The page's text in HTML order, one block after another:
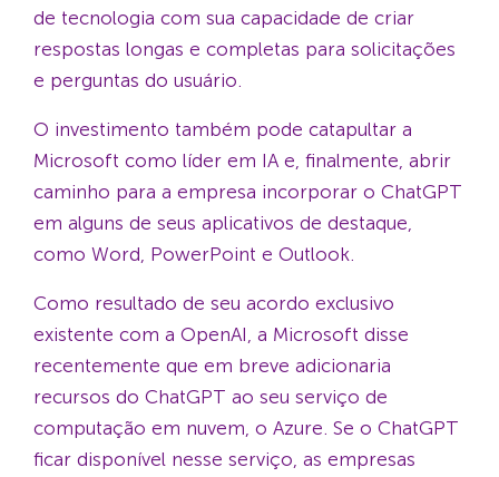
de tecnologia com sua capacidade de criar
respostas longas e completas para solicitações
e perguntas do usuário.
O investimento também pode catapultar a
Microsoft como líder em IA e, finalmente, abrir
caminho para a empresa incorporar o ChatGPT
em alguns de seus aplicativos de destaque,
como Word, PowerPoint e Outlook.
Como resultado de seu acordo exclusivo
existente com a OpenAI, a Microsoft disse
recentemente que em breve adicionaria
recursos do ChatGPT ao seu serviço de
computação em nuvem, o Azure. Se o ChatGPT
ficar disponível nesse serviço, as empresas